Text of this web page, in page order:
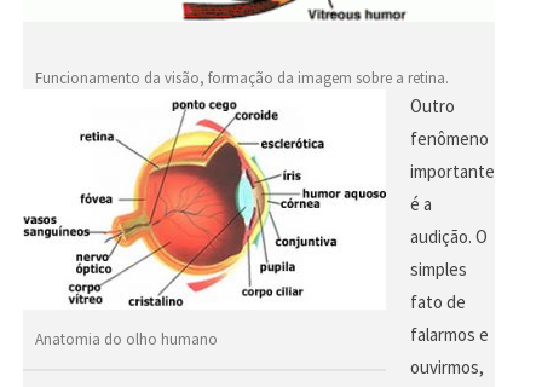
Funcionamento da visão, formação da imagem sobre a retina.
Anatomia do olho humano
Outro
fenômeno
importante
é a
audição. O
simples
fato de
falarmos e
ouvirmos,